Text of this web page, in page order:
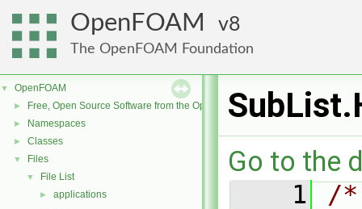
OpenFOAM 8
The OpenFOAM Foundation
▼ OpenFOAM
► Free, Open Source Software from the OpenFOAM Foundation
► Namespaces
► Classes
▼ Files
▼ File List
► applications
Go to the
    1
/